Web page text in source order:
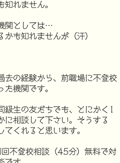
知れません。
関としては…
も知れませんが（汗）
経験から、前職場に不登校
た機関です。
級生の友だちでも、とにかく1
に相談して下さい。そうする
くれると思います。
不登校相談（45分）無料で対